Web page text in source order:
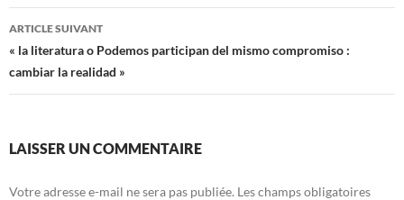
articles
ARTICLE SUIVANT
« la literatura o Podemos participan del mismo compromiso :
cambiar la realidad »
LAISSER UN COMMENTAIRE
Votre adresse e-mail ne sera pas publiée. Les champs obligatoires